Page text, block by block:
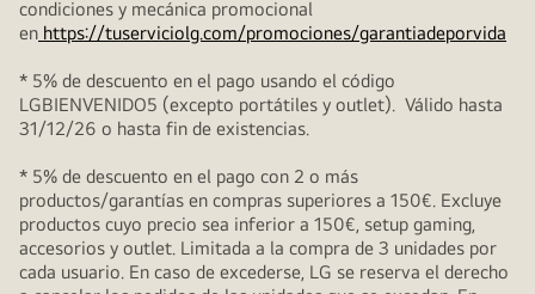
condiciones y mecánica promocional
en https://tuserviciolg.com/promociones/garantiadeporvida
* 5% de descuento en el pago usando el código
LGBIENVENIDO5 (excepto portátiles y outlet). Válido hasta
31/12/26 o hasta fin de existencias.
* 5% de descuento en el pago con 2 o más
productos/garantías en compras superiores a 150€. Excluye
productos cuyo precio sea inferior a 150€, setup gaming,
accesorios y outlet. Limitada a la compra de 3 unidades por
cada usuario. En caso de excederse, LG se reserva el derecho